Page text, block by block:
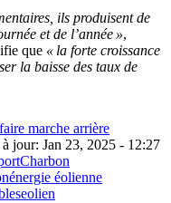
ils produisent de
et de l’année »,
que « la forte croissance
la baisse des taux de
marche arrière
jour: Jan 23, 2025 - 12:27
Charbon
énergie éolienne
eolien